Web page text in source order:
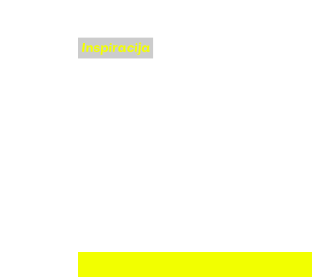
Inspiracija